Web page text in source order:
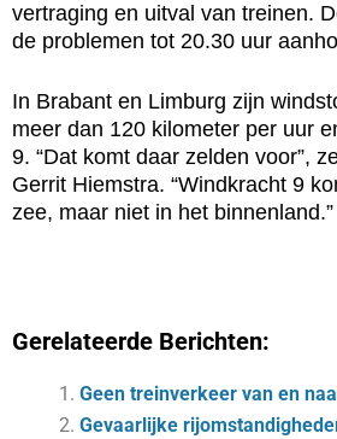
vertraging en uitval van treinen.
de problemen tot 20.30 uur
In Brabant en Limburg zijn
meer dan 120 kilometer per uur
9. “Dat komt daar zelden voor”,
Gerrit Hiemstra. “Windkracht 9
zee, maar niet in het binnenland.”
Gerelateerde Berichten:
Geen treinverkeer van en
Gevaarlijke